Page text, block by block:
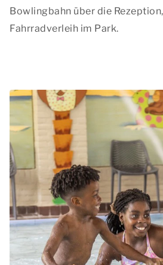
Bowlingbahn über die
Fahrradverleih im Park.